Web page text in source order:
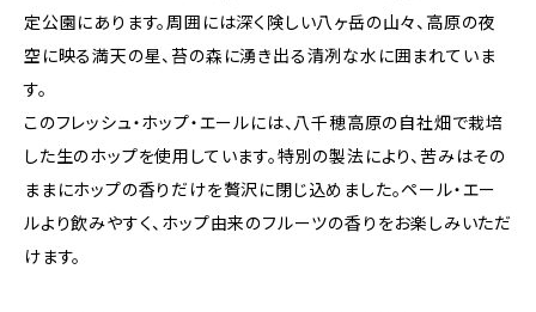
定公園にあります。周囲には深く険しい八ヶ岳の山々、高原の夜
空に映る満天の星、苔の森に湧き出る清冽な水に囲まれていま
す。
このフレッシュ・ホップ・エールには、八千穂高原の自社畑で栽培
した生のホップを使用しています。特別の製法により、苦みはその
ままにホップの香りだけを贅沢に閉じ込めました。ペール・エー
ルより飲みやすく、ホップ由来のフルーツの香りをお楽しみいただ
けます。